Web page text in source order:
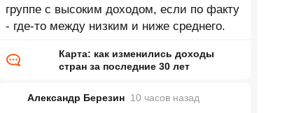
группе с высоким доходом, если по факту
- где-то между низким и ниже среднего.
Карта: как изменились доходы
стран за последние 30 лет
Александр Березин 10 часов назад